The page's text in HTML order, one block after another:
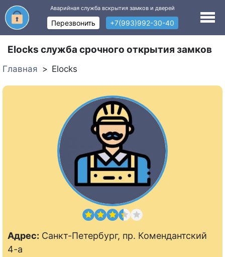
Аварийная служба вскрытия замков и дверей
Перезвонить +7(993)992-30-40
Elocks служба срочного открытия замков
Главная Elocks
Адрес: Санкт-Петербург, пр. Комендантский
4-а